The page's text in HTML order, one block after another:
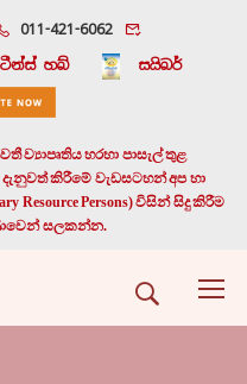
011-421-6062
හබ්
සයිබර්
ව්‍යාපෘතිය හරහා පාසැල් තුළ
කිරීමේ වැඩසටහන් අප හා
Persons) විසින් සිදු කිරීම
සලකන්න.